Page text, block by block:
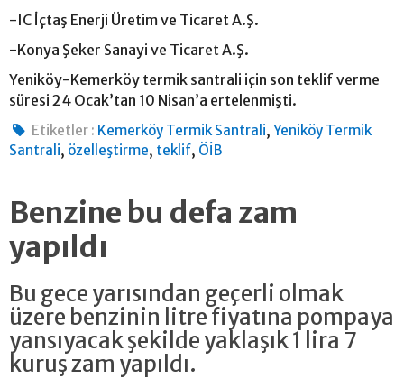
-IC İçtaş Enerji Üretim ve Ticaret A.Ş.
-Konya Şeker Sanayi ve Ticaret A.Ş.
Yeniköy-Kemerköy termik santrali için son teklif verme
süresi 24 Ocak’tan 10 Nisan’a ertelenmişti.
Etiketler : Kemerköy Termik Santrali,Yeniköy Termik
Santrali, özelleştirme, teklif, ÖİB
Benzine bu defa zam
yapıldı
Bu gece yarısından geçerli olmak
üzere benzinin litre fiyatına pompaya
yansıyacak şekilde yaklaşık 1 lira 7
kuruş zam yapıldı.